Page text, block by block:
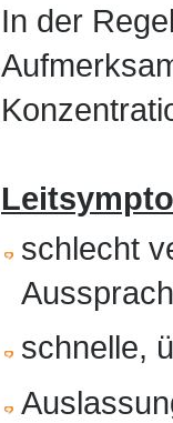
In der
schlecht
schnelle,